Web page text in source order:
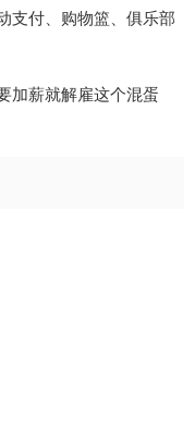
支付、购物篮、俱乐部
加薪就解雇这个混蛋